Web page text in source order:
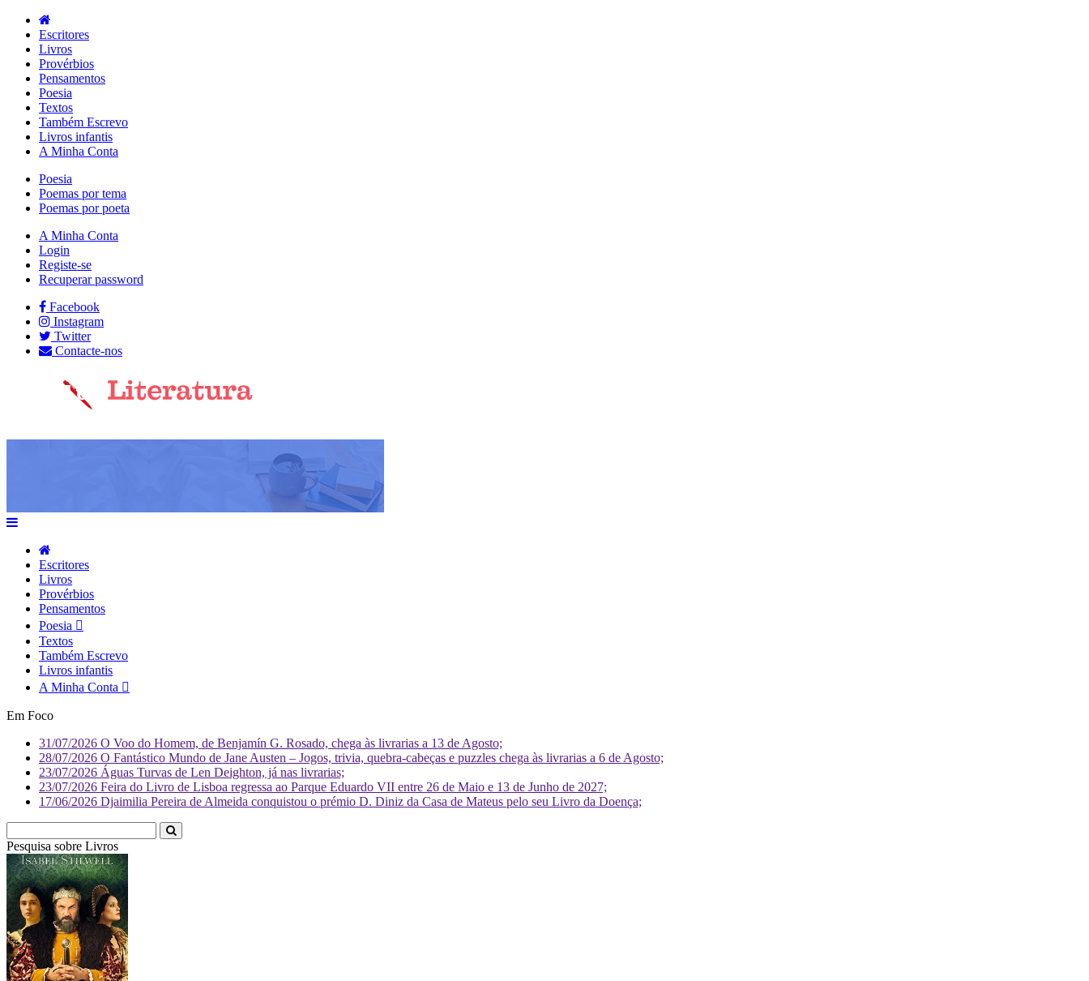
Escritores
Livros
Provérbios
Pensamentos
Poesia
Textos
Também Escrevo
Livros infantis
A Minha Conta
Poesia
Poemas por tema
Poemas por poeta
A Minha Conta
Login
Registe-se
Recuperar password
Facebook
Instagram
Twitter
Contacte-nos
Escritores
Livros
Provérbios
Pensamentos
Poesia
Textos
Também Escrevo
Livros infantis
A Minha Conta
Em Foco
31/07/2026 O Voo do Homem, de Benjamín G. Rosado, chega às livrarias a 13 de Agosto;
28/07/2026 O Fantástico Mundo de Jane Austen – Jogos, trivia, quebra-cabeças e puzzles chega às livrarias a 6 de Agosto;
23/07/2026 Águas Turvas de Len Deighton, já nas livrarias;
23/07/2026 Feira do Livro de Lisboa regressa ao Parque Eduardo VII entre 26 de Maio e 13 de Junho de 2027;
17/06/2026 Djaimilia Pereira de Almeida conquistou o prémio D. Diniz da Casa de Mateus pelo seu Livro da Doença;
Pesquisa sobre Livr